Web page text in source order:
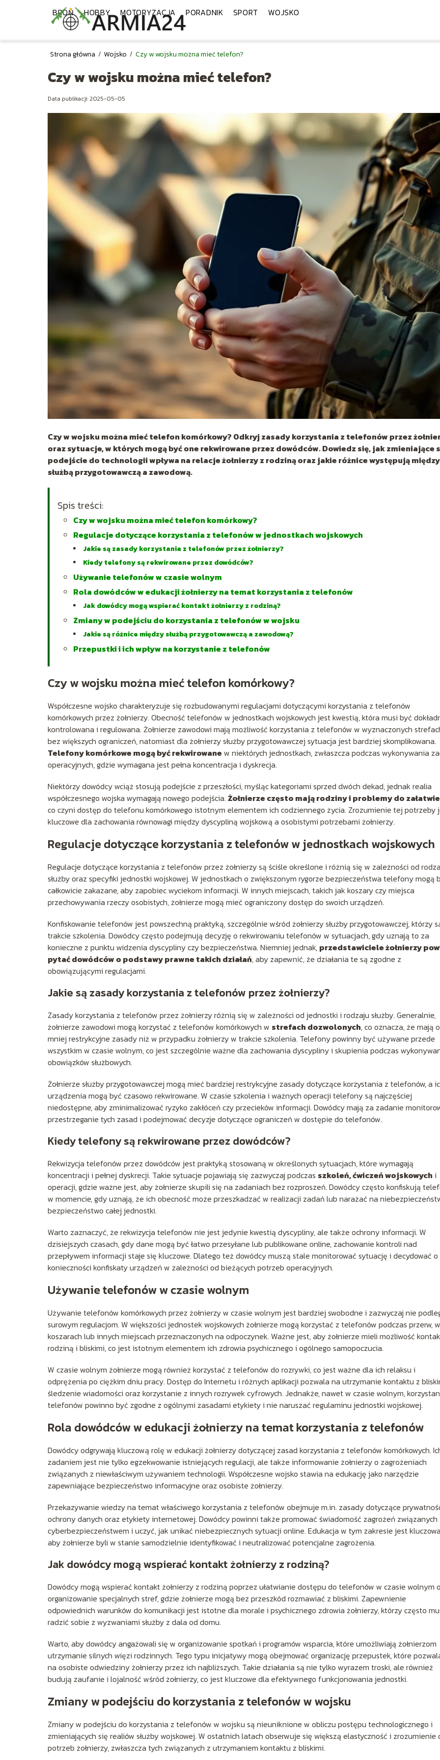
BROŃ HOBBY MOTORYZACJA PORADNIK SPORT WOJSKO
Strona główna / Wojsko / Czy w wojsku można mieć telefon?
Czy w wojsku można mieć telefon?
Data publikacji: 2025-05-05
Czy w wojsku można mieć telefon komórkowy? Odkryj zasady korzystania z telefonów przez
oraz sytuacje, w których mogą być one rekwirowane przez dowódców. Dowiedz się, jak zmieniające
podejście do technologii wpływa na relacje żołnierzy z rodziną oraz jakie różnice występują między
służbą przygotowawczą a zawodową.
Spis treści:
Czy w wojsku można mieć telefon komórkowy?
Regulacje dotyczące korzystania z telefonów w jednostkach wojskowych
Jakie są zasady korzystania z telefonów przez żołnierzy?
Kiedy telefony są rekwirowane przez dowódców?
Używanie telefonów w czasie wolnym
Rola dowódców w edukacji żołnierzy na temat korzystania z telefonów
Jak dowódcy mogą wspierać kontakt żołnierzy z rodziną?
Zmiany w podejściu do korzystania z telefonów w wojsku
Jakie są różnice między służbą przygotowawczą a zawodową?
Przepustki i ich wpływ na korzystanie z telefonów
Czy w wojsku można mieć telefon komórkowy?
Współczesne wojsko charakteryzuje się rozbudowanymi regulacjami dotyczącymi korzystania z telefonów
komórkowych przez żołnierzy. Obecność telefonów w jednostkach wojskowych jest kwestią, która musi być
kontrolowana i regulowana. Żołnierze zawodowi mają możliwość korzystania z telefonów w wyznaczonych
bez większych ograniczeń, natomiast dla żołnierzy służby przygotowawczej sytuacja jest bardziej skomplikowana.
Telefony komórkowe mogą być rekwirowane w niektórych jednostkach, zwłaszcza podczas wykonywania
operacyjnych, gdzie wymagana jest pełna koncentracja i dyskrecja.
Niektórzy dowódcy wciąż stosują podejście z przeszłości, myśląc kategoriami sprzed dwóch dekad, jednak realia
współczesnego wojska wymagają nowego podejścia. Żołnierze często mają rodziny i problemy do
co czyni dostęp do telefonu komórkowego istotnym elementem ich codziennego życia. Zrozumienie tej potrzeby
kluczowe dla zachowania równowagi między dyscypliną wojskową a osobistymi potrzebami żołnierzy.
Regulacje dotyczące korzystania z telefonów w jednostkach wojskowych
Regulacje dotyczące korzystania z telefonów przez żołnierzy są ściśle określone i różnią się w zależności od
służby oraz specyfiki jednostki wojskowej. W jednostkach o zwiększonym rygorze bezpieczeństwa telefony mogą
całkowicie zakazane, aby zapobiec wyciekom informacji. W innych miejscach, takich jak koszary czy miejsca
przechowywania rzeczy osobistych, żołnierze mogą mieć ograniczony dostęp do swoich urządzeń.
Konfiskowanie telefonów jest powszechną praktyką, szczególnie wśród żołnierzy służby przygotowawczej, którzy
trakcie szkolenia. Dowódcy często podejmują decyzję o rekwirowaniu telefonów w sytuacjach, gdy uznają to za
konieczne z punktu widzenia dyscypliny czy bezpieczeństwa. Niemniej jednak, przedstawiciele żołnierzy
pytać dowódców o podstawy prawne takich działań, aby zapewnić, że działania te są zgodne z
obowiązującymi regulacjami.
Jakie są zasady korzystania z telefonów przez żołnierzy?
Zasady korzystania z telefonów przez żołnierzy różnią się w zależności od jednostki i rodzaju służby. Generalnie,
żołnierze zawodowi mogą korzystać z telefonów komórkowych w strefach dozwolonych, co oznacza, że mają
mniej restrykcyjne zasady niż w przypadku żołnierzy w trakcie szkolenia. Telefony powinny być używane przede
wszystkim w czasie wolnym, co jest szczególnie ważne dla zachowania dyscypliny i skupienia podczas
obowiązków służbowych.
Żołnierze służby przygotowawczej mogą mieć bardziej restrykcyjne zasady dotyczące korzystania z telefonów, a
urządzenia mogą być czasowo rekwirowane. W czasie szkolenia i ważnych operacji telefony są najczęściej
niedostępne, aby zminimalizować ryzyko zakłóceń czy przecieków informacji. Dowódcy mają za zadanie
przestrzeganie tych zasad i podejmować decyzje dotyczące ograniczeń w dostępie do telefonów.
Kiedy telefony są rekwirowane przez dowódców?
Rekwizycja telefonów przez dowódców jest praktyką stosowaną w określonych sytuacjach, które wymagają
koncentracji i pełnej dyskrecji. Takie sytuacje pojawiają się zazwyczaj podczas szkoleń, ćwiczeń wojskowych i
operacji, gdzie ważne jest, aby żołnierze skupili się na zadaniach bez rozproszeń. Dowódcy często konfiskują
w momencie, gdy uznają, że ich obecność może przeszkadzać w realizacji zadań lub narażać na
bezpieczeństwo całej jednostki.
Warto zaznaczyć, że rekwizycja telefonów nie jest jedynie kwestią dyscypliny, ale także ochrony informacji. W
dzisiejszych czasach, gdy dane mogą być łatwo przesyłane lub publikowane online, zachowanie kontroli nad
przepływem informacji staje się kluczowe. Dlatego też dowódcy muszą stale monitorować sytuację i decydować o
konieczności konfiskaty urządzeń w zależności od bieżących potrzeb operacyjnych.
Używanie telefonów w czasie wolnym
Używanie telefonów komórkowych przez żołnierzy w czasie wolnym jest bardziej swobodne i zazwyczaj nie
surowym regulacjom. W większości jednostek wojskowych żołnierze mogą korzystać z telefonów podczas przerw, w
koszarach lub innych miejscach przeznaczonych na odpoczynek. Ważne jest, aby żołnierze mieli możliwość
rodziną i bliskimi, co jest istotnym elementem ich zdrowia psychicznego i ogólnego samopoczucia.
W czasie wolnym żołnierze mogą również korzystać z telefonów do rozrywki, co jest ważne dla ich relaksu i
odprężenia po ciężkim dniu pracy. Dostęp do Internetu i różnych aplikacji pozwala na utrzymanie kontaktu z
śledzenie wiadomości oraz korzystanie z innych rozrywek cyfrowych. Jednakże, nawet w czasie wolnym,
telefonów powinno być zgodne z ogólnymi zasadami etykiety i nie naruszać regulaminu jednostki wojskowej.
Rola dowódców w edukacji żołnierzy na temat korzystania z telefonów
Dowódcy odgrywają kluczową rolę w edukacji żołnierzy dotyczącej zasad korzystania z telefonów komórkowych.
zadaniem jest nie tylko egzekwowanie istniejących regulacji, ale także informowanie żołnierzy o zagrożeniach
związanych z niewłaściwym używaniem technologii. Współczesne wojsko stawia na edukację jako narzędzie
zapewniające bezpieczeństwo informacyjne oraz osobiste żołnierzy.
Przekazywanie wiedzy na temat właściwego korzystania z telefonów obejmuje m.in. zasady dotyczące
ochrony danych oraz etykiety internetowej. Dowódcy powinni także promować świadomość zagrożeń związanych
cyberbezpieczeństwem i uczyć, jak unikać niebezpiecznych sytuacji online. Edukacja w tym zakresie jest
aby żołnierze byli w stanie samodzielnie identyfikować i neutralizować potencjalne zagrożenia.
Jak dowódcy mogą wspierać kontakt żołnierzy z rodziną?
Dowódcy mogą wspierać kontakt żołnierzy z rodziną poprzez ułatwianie dostępu do telefonów w czasie wolnym
organizowanie specjalnych stref, gdzie żołnierze mogą bez przeszkód rozmawiać z bliskimi. Zapewnienie
odpowiednich warunków do komunikacji jest istotne dla morale i psychicznego zdrowia żołnierzy, którzy często
radzić sobie z wyzwaniami służby z dala od domu.
Warto, aby dowódcy angażowali się w organizowanie spotkań i programów wsparcia, które umożliwiają żołnierzom
utrzymanie silnych więzi rodzinnych. Tego typu inicjatywy mogą obejmować organizację przepustek, które
na osobiste odwiedziny żołnierzy przez ich najbliższych. Takie działania są nie tylko wyrazem troski, ale również
budują zaufanie i lojalność wśród żołnierzy, co jest kluczowe dla efektywnego funkcjonowania jednostki.
Zmiany w podejściu do korzystania z telefonów w wojsku
Zmiany w podejściu do korzystania z telefonów w wojsku są nieuniknione w obliczu postępu technologicznego i
zmieniających się realiów służby wojskowej. W ostatnich latach obserwuje się większą elastyczność i zrozumienie
potrzeb żołnierzy, zwłaszcza tych związanych z utrzymaniem kontaktu z bliskimi.